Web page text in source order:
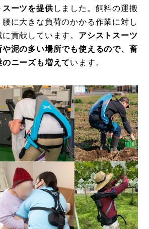
ーツを提供しました。飼料の運搬
に大きな負荷のかかる作業に対し
貢献しています。 アシストスーツ
泥の多い場所でも使えるので、畜
ニーズも増えています。